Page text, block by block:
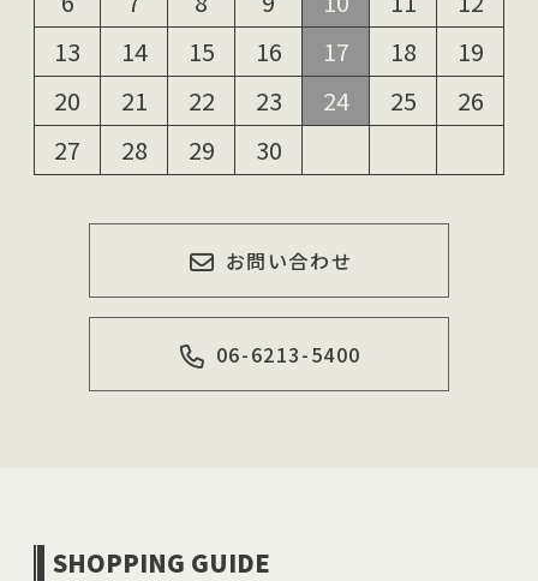
13
14 15 16 17 18
19
20
21 22 23 24 25
26
27
28 29 30
お問い合わせ
06-6213-5400
SHOPPING GUIDE